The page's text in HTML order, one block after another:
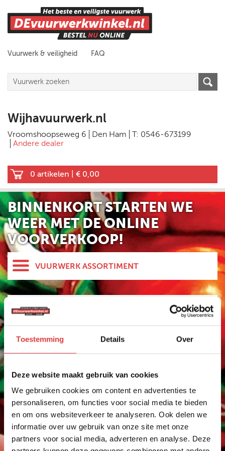
Toestemming Details Over
Deze website maakt gebruik van cookies
We gebruiken cookies om content en advertenties te
personaliseren, om functies voor social media te bieden
en om ons websiteverkeer te analyseren. Ook delen we
informatie over uw gebruik van onze site met onze
partners voor social media, adverteren en analyse. Deze
Vuurwerk & veiligheid FAQ
Wijhavuurwerk.nl
Vroomshoopseweg 6 Den Ham
T: 0546-673199
Andere dealer
0 artikelen € 0,00
BINNENKORT STARTEN WE
WEER MET DE ONLINE
VOORVERKOOP!
VUURWERK ASSORTIMENT
HELE ASSORTIMENT
GBV
FUNKE
PROLINE
SPINNERS
KNALLERS
CRACKLING
Vuurwerk kopen in Daarlerveen
Het mooiste vuurwerk koop je in de buurt van
vuurwerkdealer aangesloten bij devuurwerkwinkel.nl.
Al jaren één van de grootste vuurwerk
verkooppunten in de buurt van Daarlerveen.
Wijhavuurwerk.nl is dé vuurwerkdealer voor de regio
Den Ham, Vroomshoop, Daarle en Westerhaar. Ook
veel mensen uit Ommen, Daarlerveen en Sibculo
kopen vuurwerk bij Wijhavuurwerk.nl.